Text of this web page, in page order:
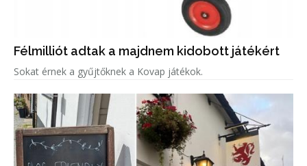
Félmilliót adtak a majdnem kidobott játékért
Sokat érnek a gyűjtőknek a Kovap játékok.